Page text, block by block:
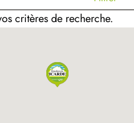
critères de recherche.